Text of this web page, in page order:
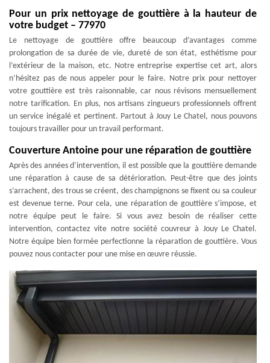
Pour un prix nettoyage de gouttière à la hauteur de
votre budget – 77970
Le nettoyage de gouttière offre beaucoup d’avantages comme
prolongation de sa durée de vie, dureté de son état, esthétisme pour
l’extérieur de la maison, etc. Notre entreprise expertise cet art, alors
n’hésitez pas de nous appeler pour le faire. Notre prix pour nettoyer
votre gouttière est très raisonnable, car nous révisons mensuellement
notre tarification. En plus, nos artisans zingueurs professionnels offrent
un service inégalé et pertinent. Partout à Jouy Le Chatel, nous pouvons
toujours travailler pour un travail performant.
Couverture Antoine pour une réparation de gouttière
Après des années d’intervention, il est possible que la gouttière demande
une réparation à cause de sa détérioration. Peut-être que des joints
s’arrachent, des trous se créent, des champignons se fixent ou sa couleur
est devenue terne. Pour cela, une réparation de gouttière s’impose, et
notre équipe peut le faire. Si vous avez besoin de réaliser cette
intervention, contactez vite notre société couvreur à Jouy Le Chatel.
Notre équipe bien formée perfectionne la réparation de gouttière. Vous
pouvez nous contacter pour une mise en œuvre réussie.